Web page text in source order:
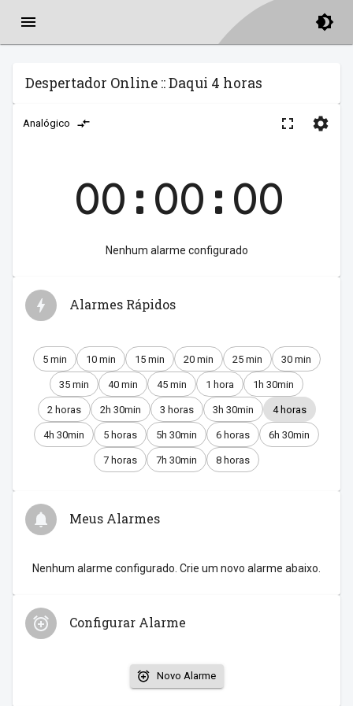
Despertador Online :: Daqui 4 horas
Analógico
00:00:00
Nenhum alarme configurado
Alarmes Rápidos
5 min 10 min 15 min 20 min 25 min 30 min
35 min 40 min 45 min 1 hora 1h 30min
2 horas 2h 30min 3 horas 3h 30min 4 horas
4h 30min 5 horas 5h 30min 6 horas 6h 30min
7 horas 7h 30min 8 horas
Meus Alarmes
Nenhum alarme configurado. Crie um novo alarme abaixo.
Configurar Alarme
Novo Alarme